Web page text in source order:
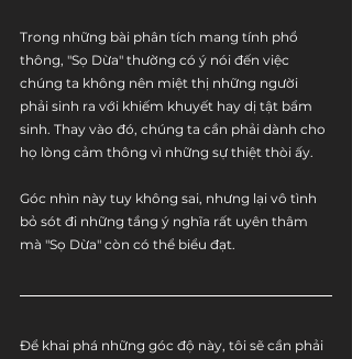
Trong những bài phân tích mang tính phổ
thông, "Sọ Dừa" thường có ý nói đến việc
chúng ta không nên miệt thị những người
phải sinh ra với khiếm khuyết hay dị tật bẩm
sinh. Thay vào đó, chúng ta cần phải dành cho
họ lòng cảm thông vì những sự thiệt thòi ấy.
Góc nhìn này tuy không sai, nhưng lại vô tình
bỏ sót đi những tầng ý nghĩa rất uyên thâm
mà "Sọ Dừa" còn có thể biểu đạt.
Để khai phá những góc độ này, tôi sẽ cần phải